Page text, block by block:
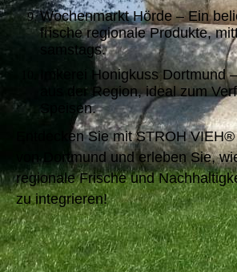
Wochenmarkt Hörde – Ein
frische regionale Produkte,
samstags.
Imkerei Honigkuss Dortmund
aus der Region, ideal zum
Speisen.
Entdecken Sie mit STROH
von Dortmund und erleben Sie,
regionale Frische und
zu integrieren!